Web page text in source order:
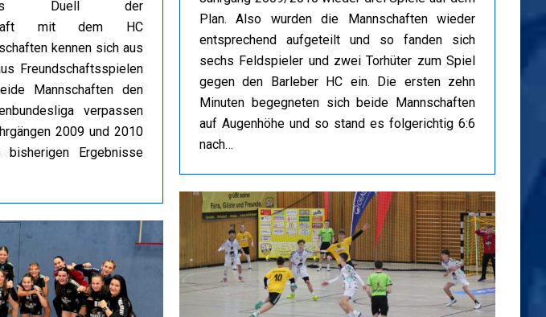
das Duell der
mit dem HC
kennen sich aus
Freundschaftsspielen
Mannschaften den
verpassen
2009 und 2010
Ergebnisse
Plan. Also wurden die Mannschaften wieder
entsprechend aufgeteilt und so fanden sich
sechs Feldspieler und zwei Torhüter zum Spiel
gegen den Barleber HC ein. Die ersten zehn
Minuten begegneten sich beide Mannschaften
auf Augenhöhe und so stand es folgerichtig 6:6
nach…